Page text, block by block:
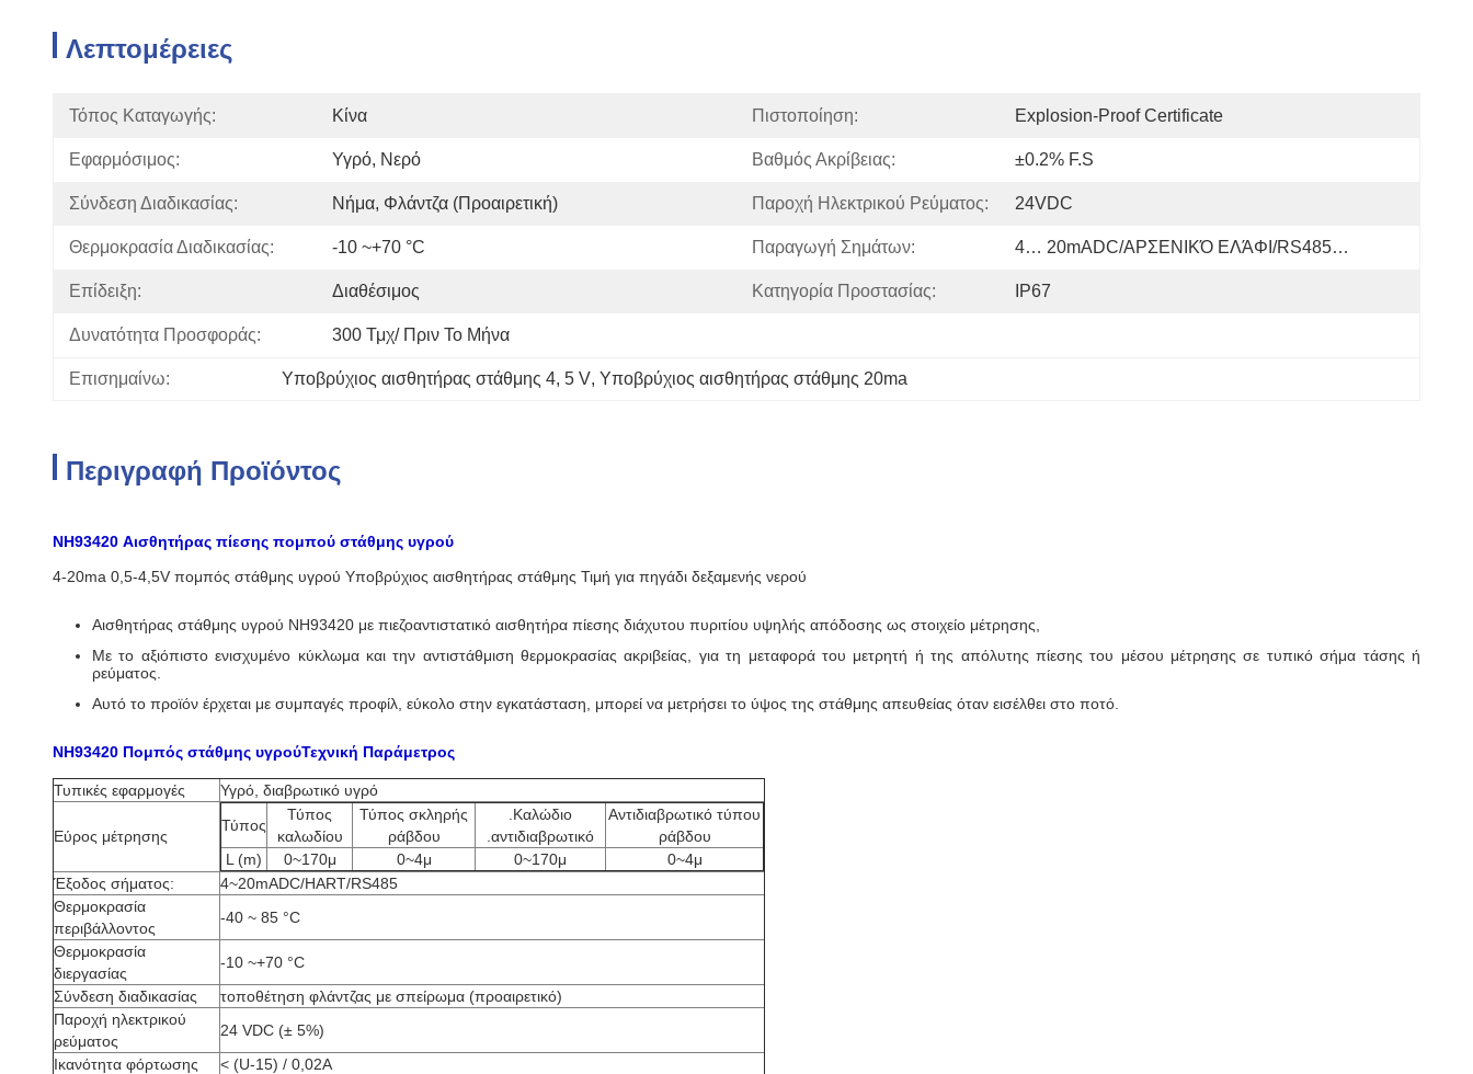
Λεπτομέρειες
Τόπος Καταγωγής: Κίνα Πιστοποίηση: Explosion-Proof Certificate
Εφαρμόσιμος: Υγρό, Νερό Βαθμός Ακρίβειας: ±0.2% F.S
Σύνδεση Διαδικασίας: Νήμα, Φλάντζα (προαιρετική) Παροχή Ηλεκτρικού Ρεύματος: 24VDC
Θερμοκρασία Διαδικασίας: -10 ~+70 °C Παραγωγή Σημάτων: 4… 20mADC/ΑΡΣΕΝΙΚΌ ΕΛΆΦΙ/RS485…
Επίδειξη: Διαθέσιμος Κατηγορία Προστασίας: IP67
Δυνατότητα Προσφοράς: 300 Τμχ/ Πριν Το Μήνα
Επισημαίνω: Υποβρύχιος αισθητήρας στάθμης 4, 5 V, Υποβρύχιος αισθητήρας στάθμης 20ma
Περιγραφή Προϊόντος
NH93420 Αισθητήρας πίεσης πομπού στάθμης υγρού
4-20ma 0,5-4,5V πομπός στάθμης υγρού Υποβρύχιος αισθητήρας στάθμης Τιμή για πηγάδι δεξαμενής νερού
Αισθητήρας στάθμης υγρού NH93420 με πιεζοαντιστατικό αισθητήρα πίεσης διάχυτου πυριτίου υψηλής απόδοσης ως στοιχείο μέτρησης,
Με το αξιόπιστο ενισχυμένο κύκλωμα και την αντιστάθμιση θερμοκρασίας ακριβείας, για τη μεταφορά του μετρητή ή της απόλυτης πίεσης του μέσου μέτρησης σε τυπικό σήμα τάσης ή
ρεύματος.
Αυτό το προϊόν έρχεται με συμπαγές προφίλ, εύκολο στην εγκατάσταση, μπορεί να μετρήσει το ύψος της στάθμης απευθείας όταν εισέλθει στο ποτό.
NH93420 Πομπός στάθμης υγρούΤεχνική Παράμετρος
Τυπικές εφαρμογές Υγρό, διαβρωτικό υγρό
Εύρος μέτρησης
Τύπος
Τύπος
καλωδίου
Τύπος σκληρής
ράβδου
.Καλώδιο
.αντιδιαβρωτικό
Αντιδιαβρωτικό τύπου
ράβδου
L (m)
0~170μ 0~4μ 0~170μ
0~4μ
Έξοδος σήματος:
4~20mADC/HART/RS485
Θερμοκρασία
περιβάλλοντος
-40 ~ 85 °C
Θερμοκρασία
διεργασίας
-10 ~+70 °C
Σύνδεση διαδικασίας
τοποθέτηση φλάντζας με σπείρωμα (προαιρετικό)
Παροχή ηλεκτρικού
ρεύματος
24 VDC (± 5%)
Ικανότητα φόρτωσης
< (U-15) / 0,02Α